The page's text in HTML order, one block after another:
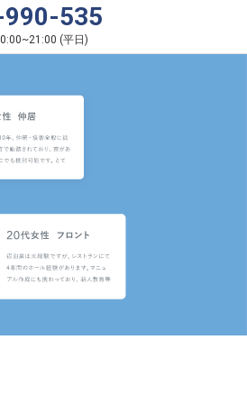
535
~21:00 (平日 )